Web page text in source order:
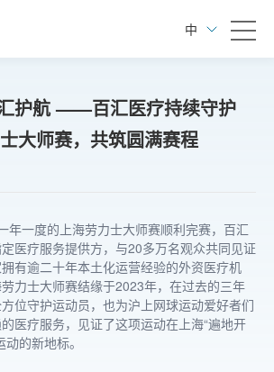
中
护航 ——百汇医疗持续守护
大师赛，共筑圆满赛程
年一度的上海劳力士大师赛顺利完赛，百汇
医疗服务提供方，与20多万名观众共同见证
有逾二十年本土化运营经验的外资医疗机
力士大师赛结缘于2023年，在过去的三年
位守护运动员，也为沪上网球运动爱好者们
医疗服务，见证了这项运动在上海“遍地开
的新地标。